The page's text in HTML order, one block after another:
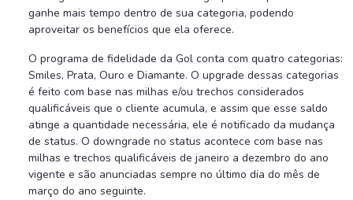
ganhe mais tempo dentro de sua categoria, podendo
aproveitar os benefícios que ela oferece.
O programa de fidelidade da Gol conta com quatro categorias:
Smiles, Prata, Ouro e Diamante. O upgrade dessas categorias
é feito com base nas milhas e/ou trechos considerados
qualificáveis que o cliente acumula, e assim que esse saldo
atinge a quantidade necessária, ele é notificado da mudança
de status. O downgrade no status acontece com base nas
milhas e trechos qualificáveis de janeiro a dezembro do ano
vigente e são anunciadas sempre no último dia do mês de
março do ano seguinte.